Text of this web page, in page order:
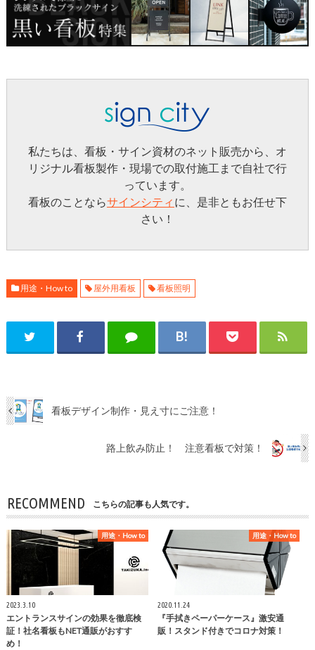
私たちは、看板・サイン資材のネット販売から、オ
リジナル看板製作・現場での取付施工まで自社で行
っています。
看板のことならサインシティ に、是非ともお任せ下
さい！
用途・How to 屋外用看板 看板照明
看板デザイン制作・見え寸にご注意！
路上飲み防止！ 注意看板で対策！
RECOMMEND こちらの記事も人気です。
用途・How to
2023.3.10
エントランスサインの効果を徹底検
証！社名看板もNET通販がおすす
め！
用途・How to
2020.11.24
『手拭きペーパーケース』激安通
販！スタンド付きでコロナ対策！